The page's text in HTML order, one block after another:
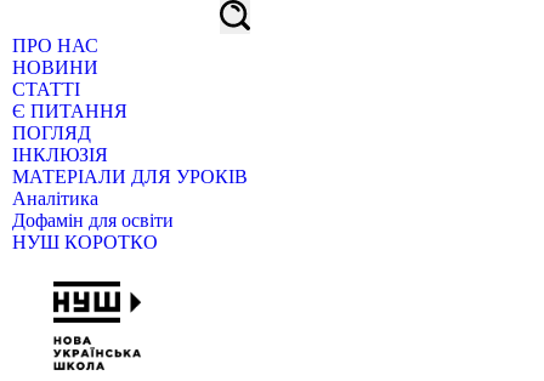
ПРО НАС
НОВИНИ
СТАТТІ
Є ПИТАННЯ
ПОГЛЯД
ІНКЛЮЗІЯ
МАТЕРІАЛИ ДЛЯ УРОКІВ
Аналітика
Дофамін для освіти
НУШ КОРОТКО